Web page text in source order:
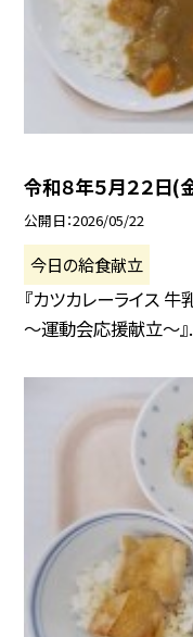
令和８年５月２２
公開日 2026/05/22
今日の給食献立
『カツカレーライス
～運動会応援献立～』